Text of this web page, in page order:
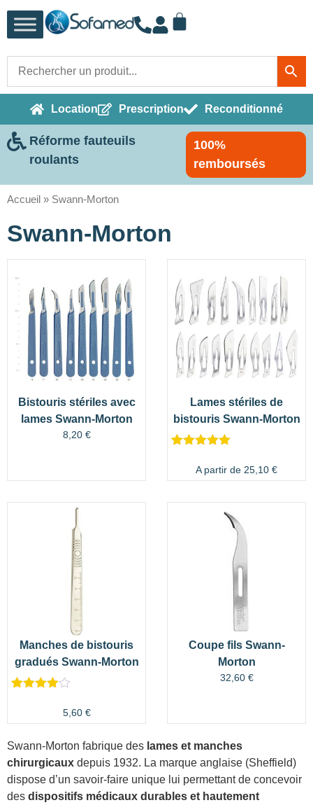
Location Prescription Reconditionné
Réforme fauteuils
roulants
100%
remboursés
Accueil » Swann-Morton
Swann-Morton
Bistouris stériles avec
lames Swann-Morton
8,20 €
Lames stériles de
bistouris Swann-Morton
sur 5
basé sur
client
A partir de 25,10 €
Manches de bistouris
gradués Swann-Morton
basé
notations
5,60 €
Coupe fils Swann-
Morton
32,60 €
Swann-Morton fabrique des lames et manches
chirurgicaux depuis 1932. La marque anglaise (Sheffield)
dispose d’un savoir-faire unique lui permettant de concevoir
des dispositifs médicaux durables et hautement